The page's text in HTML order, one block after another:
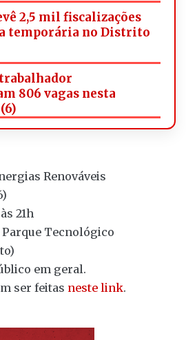
2,5 mil fiscalizações
temporária no Distrito
806 vagas nesta
Renováveis
21h
Tecnológico
em geral.
ser feitas neste link.